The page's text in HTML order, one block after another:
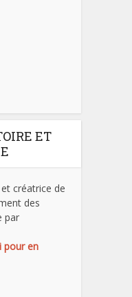
ET
créatrice de
des
par
pour en